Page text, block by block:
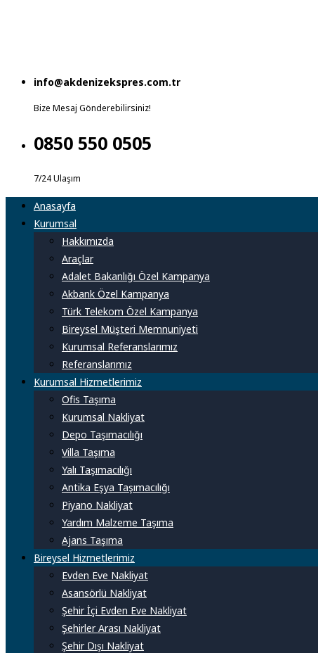
info@akdenizekspres.com.tr
Bize Mesaj Gönderebilirsiniz!
0850 550 0505
7/24 Ulaşım
Anasayfa
Kurumsal
Hakkımızda
Araçlar
Adalet Bakanlığı Özel Kampanya
Akbank Özel Kampanya
Türk Telekom Özel Kampanya
Bireysel Müşteri Memnuniyeti
Kurumsal Referanslarımız
Referanslarımız
Kurumsal Hizmetlerimiz
Ofis Taşıma
Kurumsal Nakliyat
Depo Taşımacılığı
Villa Taşıma
Yalı Taşımacılığı
Antika Eşya Taşımacılığı
Piyano Nakliyat
Yardım Malzeme Taşıma
Ajans Taşıma
Bireysel Hizmetlerimiz
Evden Eve Nakliyat
Asansörlü Nakliyat
Şehir İçi Evden Eve Nakliyat
Şehirler Arası Nakliyat
Şehir Dışı Nakliyat